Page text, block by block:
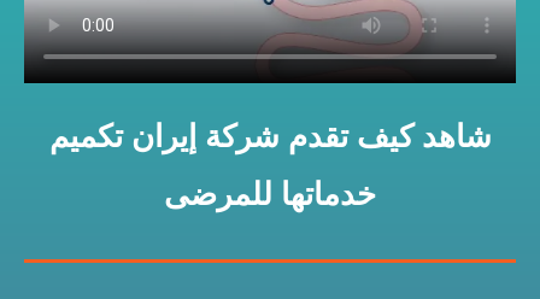
شاهد كيف تقدم شركة إيران تكميم
خدماتها للمرضى